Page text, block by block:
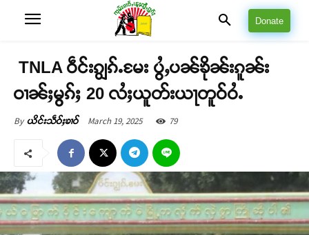
Donate
TNLA ဝဵင်းၵျွၵ်ႉမႄး ပွႆႇပၼ်ၶိုၼ်းၵူၼ်း
ဝၢၼ်ႈမွၵ်ႈ 20 လႆႈယူတ်းယႃတူဝ်ဝႆႉ
By ယိင်းသဵဝ်ႈၶၢဝ် March 19, 2025 79